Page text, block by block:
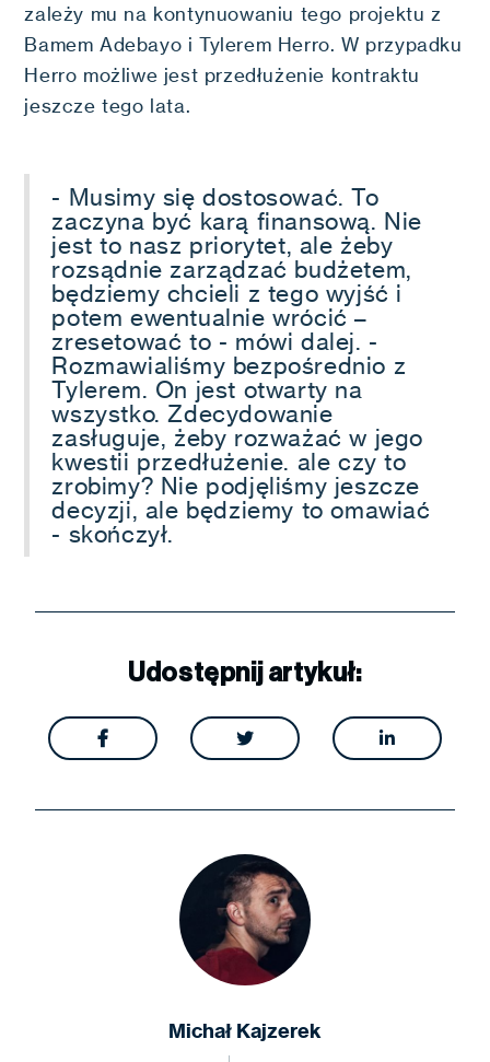
zależy mu na kontynuowaniu tego projektu z
Bamem Adebayo i Tylerem Herro. W przypadku
Herro możliwe jest przedłużenie kontraktu
jeszcze tego lata.
- Musimy się dostosować. To
zaczyna być karą finansową. Nie
jest to nasz priorytet, ale żeby
rozsądnie zarządzać budżetem,
będziemy chcieli z tego wyjść i
potem ewentualnie wrócić –
zresetować to - mówi dalej. -
Rozmawialiśmy bezpośrednio z
Tylerem. On jest otwarty na
wszystko. Zdecydowanie
zasługuje, żeby rozważać w jego
kwestii przedłużenie. ale czy to
zrobimy? Nie podjęliśmy jeszcze
decyzji, ale będziemy to omawiać
- skończył.
Udostępnij artykuł:
  
Michał Kajzerek